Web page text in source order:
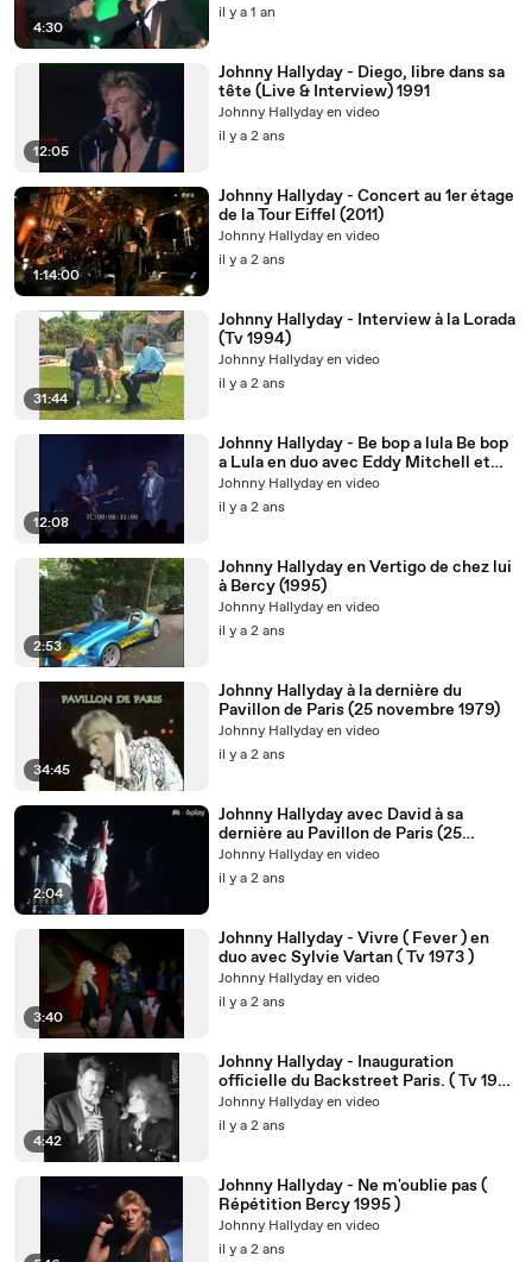
4:30
il y a 1 an
12:05
Johnny Hallyday - Diego, libre dans sa
tête (Live & Interview) 1991
Johnny Hallyday en video
il y a 2 ans
1:14:00
Johnny Hallyday - Concert au 1er étage
de la Tour Eiffel (2011)
Johnny Hallyday en video
il y a 2 ans
31:44
Johnny Hallyday - Interview à la Lorada
(Tv 1994)
Johnny Hallyday en video
il y a 2 ans
12:08
Johnny Hallyday - Be bop a lula Be bop
a Lula en duo avec Eddy Mitchell et
Whole lotta shakin' goin' on (1985)
Johnny Hallyday en video
il y a 2 ans
2:53
Johnny Hallyday en Vertigo de chez lui
à Bercy (1995)
Johnny Hallyday en video
il y a 2 ans
34:45
Johnny Hallyday à la dernière du
Pavillon de Paris (25 novembre 1979)
Johnny Hallyday en video
il y a 2 ans
2:04
Johnny Hallyday avec David à sa
dernière au Pavillon de Paris (25
novembre 1979)
Johnny Hallyday en video
il y a 2 ans
3:40
Johnny Hallyday - Vivre ( Fever ) en
duo avec Sylvie Vartan ( Tv 1973 )
Johnny Hallyday en video
il y a 2 ans
4:42
Johnny Hallyday - Inauguration
officielle du Backstreet Paris. ( Tv 1989
))
Johnny Hallyday en video
il y a 2 ans
Johnny Hallyday - Ne m'oublie pas (
Répétition Bercy 1995 )
Johnny Hallyday en video
il y a 2 ans